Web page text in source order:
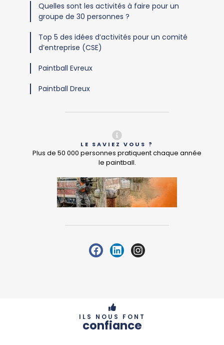
Quelles sont les activités à faire pour un
groupe de 30 personnes ?
Top 5 des idées d’activités pour un comité
d’entreprise (CSE)
Paintball Evreux
Paintball Dreux
LE SAVIEZ VOUS ?
Plus de 50 000 personnes pratiquent chaque année
le paintball.
ILS NOUS FONT
confiance